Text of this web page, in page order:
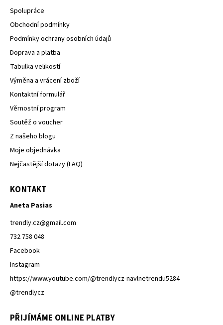
Spolupráce
Obchodní podmínky
Podmínky ochrany osobních údajů
Doprava a platba
Tabulka velikostí
Výměna a vrácení zboží
Kontaktní formulář
Věrnostní program
Soutěž o voucher
Z našeho blogu
Moje objednávka
Nejčastější dotazy (FAQ)
KONTAKT
Aneta Pasias
trendly.cz@gmail.com
732 758 048
Facebook
Instagram
https://www.youtube.com/@trendlycz-navlnetrendu5284
@trendlycz
PŘIJÍMÁME ONLINE PLATBY